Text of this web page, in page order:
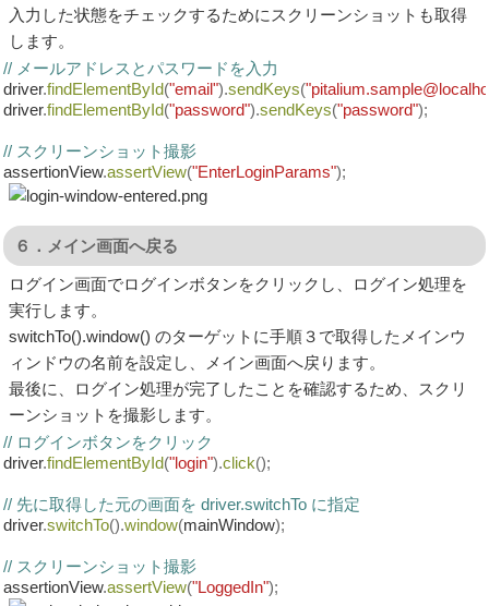
入力した状態をチェックするためにスクリーンショットも取得
します。
// メールアドレスとパスワードを入力
driver.findElementById("email").sendKeys(
driver.findElementById("password").sendKeys("password");
// スクリーンショット撮影
assertionView.assertView("EnterLoginParams");
６．メイン画面へ戻る
ログイン画面でログインボタンをクリックし、ログイン処理を
実行します。
switchTo().window() のターゲットに手順３で取得したメインウ
ィンドウの名前を設定し、メイン画面へ戻ります。
最後に、ログイン処理が完了したことを確認するため、スクリ
ーンショットを撮影します。
// ログインボタンをクリック
driver.findElementById("login").click();
// 先に取得した元の画面を driver.switchTo に指定
driver.switchTo().window(mainWindow);
// スクリーンショット撮影
assertionView.assertView("LoggedIn");